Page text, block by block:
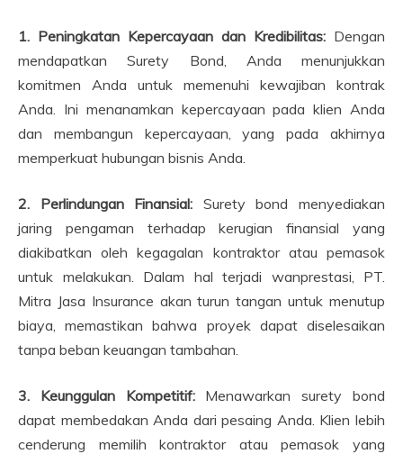
1. Peningkatan Kepercayaan dan Kredibilitas: Dengan
mendapatkan Surety Bond, Anda menunjukkan
komitmen Anda untuk memenuhi kewajiban kontrak
Anda. Ini menanamkan kepercayaan pada klien Anda
dan membangun kepercayaan, yang pada akhirnya
memperkuat hubungan bisnis Anda.
2. Perlindungan Finansial: Surety bond menyediakan
jaring pengaman terhadap kerugian finansial yang
diakibatkan oleh kegagalan kontraktor atau pemasok
untuk melakukan. Dalam hal terjadi wanprestasi, PT.
Mitra Jasa Insurance akan turun tangan untuk menutup
biaya, memastikan bahwa proyek dapat diselesaikan
tanpa beban keuangan tambahan.
3. Keunggulan Kompetitif:Menawarkan surety bond
dapat membedakan Anda dari pesaing Anda. Klien lebih
cenderung memilih kontraktor atau pemasok yang